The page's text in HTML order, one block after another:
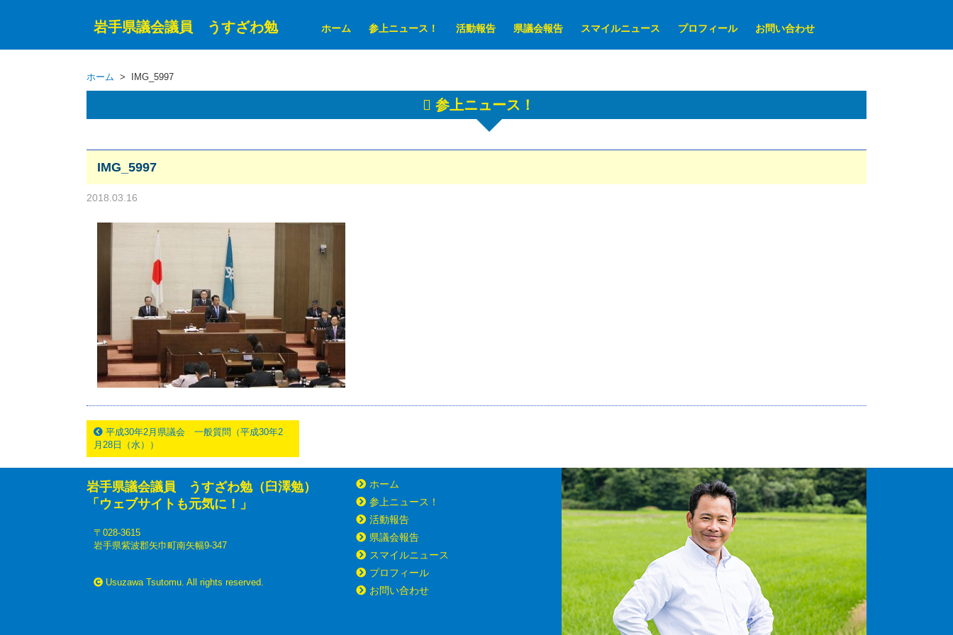
岩手県議会議員 うすざわ勉 ホーム 参上ニュース！ 活動報告 県議会報告 スマイルニュース プロフィール お問い合わせ
ホーム > IMG_5997
参上ニュース！
IMG_5997
2018.03.16
平成30年2月県議会 一般質問（平成30年2
月28日（水））
岩手県議会議員 うすざわ勉（臼澤勉）
「ウェブサイトも元気に！」
〒028-3615
岩手県紫波郡矢巾町南矢幅9-347
Usuzawa Tsutomu. All rights reserved.
ホーム
参上ニュース！
活動報告
県議会報告
スマイルニュース
プロフィール
お問い合わせ